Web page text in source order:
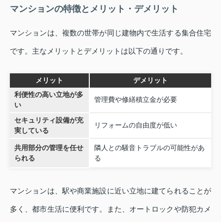
マンションの特徴とメリット・デメリット
マンションは、複数の世帯が同じ建物内で生活する集合住宅
です。主なメリットとデメリットは以下の通りです。
メリット
デメリット
利便性の高い立地が多
い
管理費や修繕積立金が必要
セキュリティ設備が充
実している
リフォームの自由度が低い
共用部分の管理を任せ
られる
隣人との騒音トラブルの可能性があ
る
マンションは、駅や商業施設に近い立地に建てられることが
多く、都市生活に便利です。また、オートロックや防犯カメ